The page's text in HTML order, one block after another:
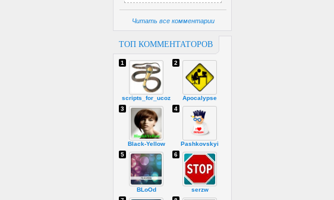
Читать все комментарии
ТОП КОММЕНТАТОРОВ
scripts_for_ucoz
1
Apocalypse
2
Black-Yellow
3
Pashkovskyi
4
BLoOd
5
serzw
6